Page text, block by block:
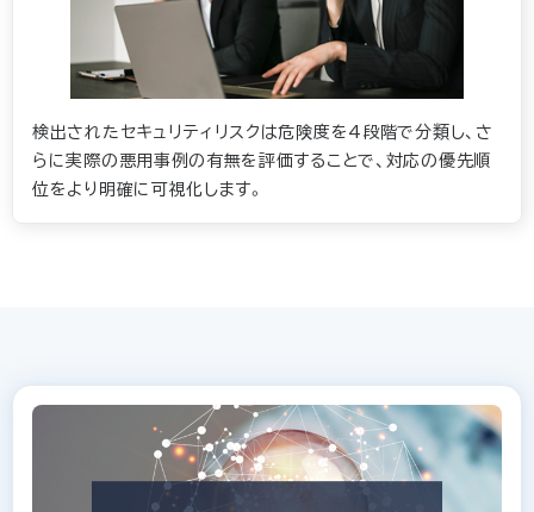
検出されたセキュリティリスクは危険度を4段階で分類し、さ
らに実際の悪用事例の有無を評価することで、対応の優先順
位をより明確に可視化します。